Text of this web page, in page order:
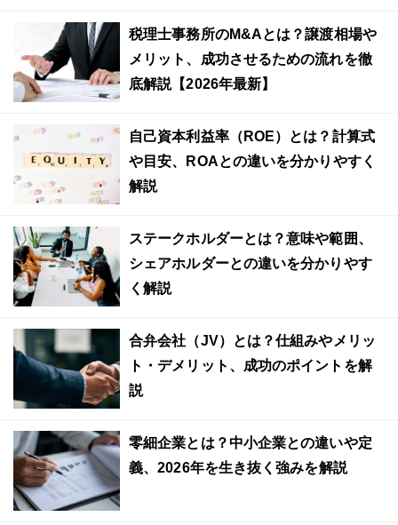
税理士事務所のM&Aとは？譲渡相場や
メリット、成功させるための流れを徹
底解説【2026年最新】
自己資本利益率（ROE）とは？計算式
や目安、ROAとの違いを分かりやすく
解説
ステークホルダーとは？意味や範囲、
シェアホルダーとの違いを分かりやす
く解説
合弁会社（JV）とは？仕組みやメリッ
ト・デメリット、成功のポイントを解
説
零細企業とは？中小企業との違いや定
義、2026年を生き抜く強みを解説